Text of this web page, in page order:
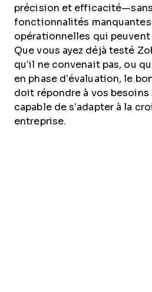
précision et
fonctionnalités
opérationnelles qui
Que vous ayez déjà testé
qu’il ne convenait pas, ou
en phase d’évaluation, le
doit répondre à vos
capable de s’adapter à la
entreprise.